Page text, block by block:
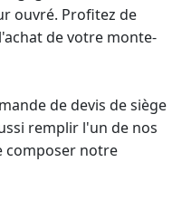
ouvré. Profitez de
de votre monte-
de devis desiège
remplir l'un de nos
composer notre